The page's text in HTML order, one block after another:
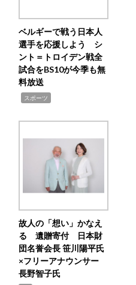
ベルギーで戦う日本人
選手を応援しよう シ
ント＝トロイデン戦全
試合をBS10が今季も無
料放送
スポーツ
故人の「想い」かなえ
る 遺贈寄付 日本財
団名誉会長 笹川陽平氏
×フリーアナウンサー
長野智子氏